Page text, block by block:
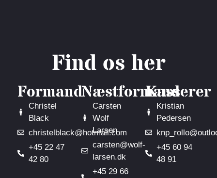
Find os her
Formand
Christel
Black
christelblack@hotmail.com
+45 22 47
42 80
Næstformand
Carsten
Wolf
Larsen
carsten@wolf-
larsen.dk
+45 29 66
Kasserer
Kristian
Pedersen
+45 60 94
48 91